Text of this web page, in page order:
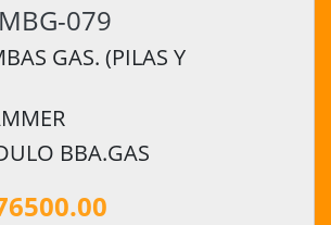
MBG-079
GAS. (PILAS Y
BBA.GAS